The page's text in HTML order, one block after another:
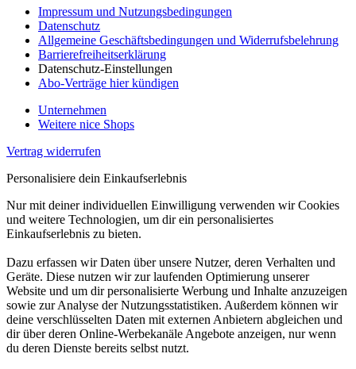
Impressum und Nutzungsbedingungen
Datenschutz
Allgemeine Geschäftsbedingungen und Widerrufsbelehrung
Barrierefreiheitserklärung
Datenschutz-Einstellungen
Abo-Verträge hier kündigen
Unternehmen
Weitere nice Shops
Vertrag widerrufen
Personalisiere dein Einkaufserlebnis
Nur mit deiner individuellen Einwilligung verwenden wir Cookies
und weitere Technologien, um dir ein personalisiertes
Einkaufserlebnis zu bieten.
Dazu erfassen wir Daten über unsere Nutzer, deren Verhalten und
Geräte. Diese nutzen wir zur laufenden Optimierung unserer
Website und um dir personalisierte Werbung und Inhalte anzuzeigen
sowie zur Analyse der Nutzungsstatistiken. Außerdem können wir
deine verschlüsselten Daten mit externen Anbietern abgleichen und
dir über deren Online-Werbekanäle Angebote anzeigen, nur wenn
du deren Dienste bereits selbst nutzt.